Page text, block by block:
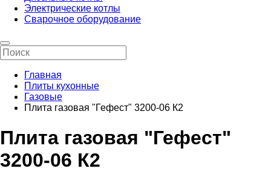
Электрические котлы
Сварочное оборудование
Главная
Плиты кухонные
Газовые
Плита газовая "Гефест" 3200-06 К2
Плита газовая "Гефест"
3200-06 К2